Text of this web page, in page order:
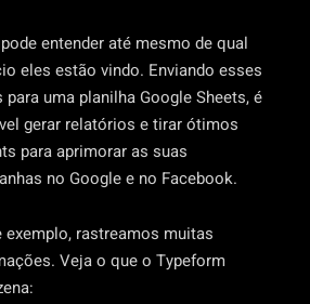
entender até mesmo de qual
eles estão vindo. Enviando esses
para uma planilha Google Sheets, é
gerar relatórios e tirar ótimos
para aprimorar as suas
no Google e no Facebook.
exemplo, rastreamos muitas
Veja o que o Typeform